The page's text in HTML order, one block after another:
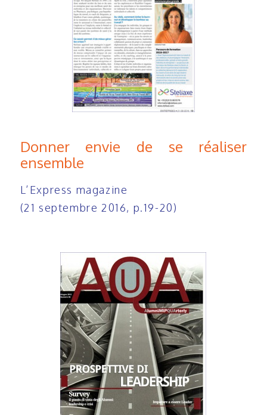
Donner envie de se réaliser
ensemble
L’Express magazine
(21 septembre 2016, p.19-20)